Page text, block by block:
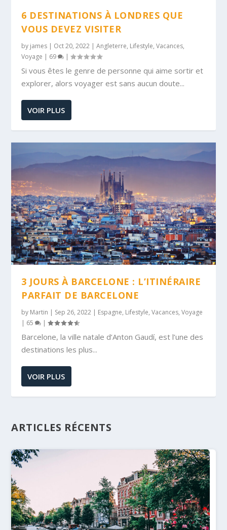
6 DESTINATIONS À LONDRES QUE
VOUS DEVEZ VISITER
by james | Oct 20, 2022 |Angleterre, Lifestyle,Vacances,
Voyage | 69 |
Si vous êtes le genre de personne qui aime sortir et
explorer, alors voyager est sans aucun doute...
VOIR PLUS
3 JOURS À BARCELONE : L’ITINÉRAIRE
PARFAIT DE BARCELONE
by Martin | Sep 26, 2022 | Espagne, Lifestyle,Vacances,Voyage
| 65 |
Barcelone, la ville natale d’Anton Gaudí, est l’une des
destinations les plus...
VOIR PLUS
ARTICLES RÉCENTS